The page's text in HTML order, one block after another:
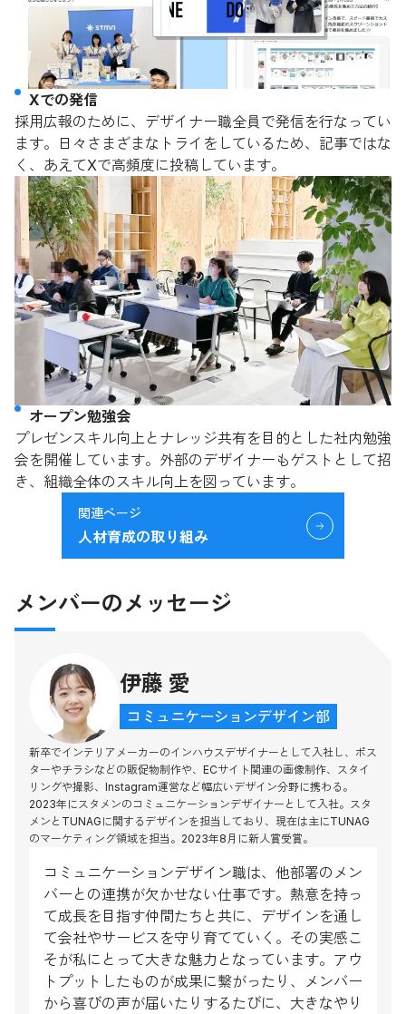
Xでの発信
採用広報のために、デザイナー職全員で発信を行なってい
ます。日々さまざまなトライをしているため、記事ではな
く、あえてXで高頻度に投稿しています。
オープン勉強会
プレゼンスキル向上とナレッジ共有を目的とした社内勉強
会を開催しています。外部のデザイナーもゲストとして招
き、組織全体のスキル向上を図っています。
関連ページ
人材育成の取り組み
メンバーのメッセージ
伊藤 愛
コミュニケーションデザイン部
新卒でインテリアメーカーのインハウスデザイナーとして入社し、ポス
ターやチラシなどの販促物制作や、ECサイト関連の画像制作、スタイ
リングや撮影、Instagram運営など幅広いデザイン分野に携わる。
2023年にスタメンのコミュニケーションデザイナーとして入社。スタ
メンとTUNAGに関するデザインを担当しており、現在は主にTUNAG
のマーケティング領域を担当。2023年8月に新人賞受賞。
コミュニケーションデザイン職は、他部署のメン
バーとの連携が欠かせない仕事です。熱意を持っ
て成長を目指す仲間たちと共に、デザインを通し
て会社やサービスを守り育てていく。その実感こ
そが私にとって大きな魅力となっています。アウ
トプットしたものが成果に繋がったり、メンバー
から喜びの声が届いたりするたびに、大きなやり